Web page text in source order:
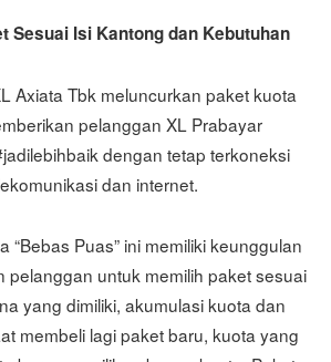
Sesuai Isi Kantong dan Kebutuhan
Axiata Tbk meluncurkan paket kuota
pelanggan XL Prabayar
dengan tetap terkoneksi
dan internet.
“Bebas Puas” ini memiliki keunggulan
pelanggan untuk memilih paket sesuai
yang dimiliki, akumulasi kuota dan
membeli lagi paket baru, kuota yang